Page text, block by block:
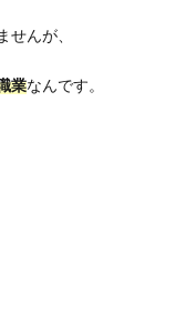
んが、
業なんです。